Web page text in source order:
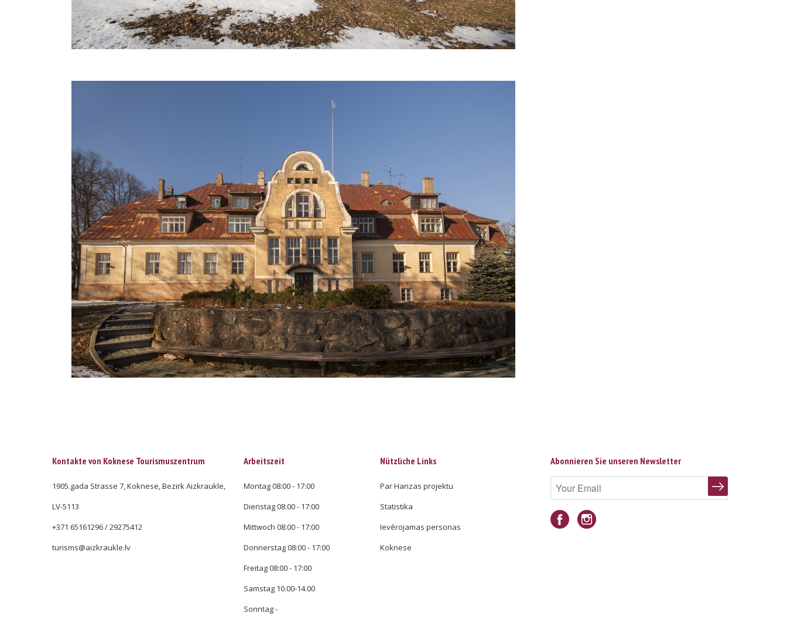
Kontakte von Koknese Tourismuszentrum
1905.gada Strasse 7, Koknese, Bezirk Aizkraukle,
LV-5113
+371 65161296 / 29275412
turisms@aizkraukle.lv
Arbeitszeit
Montag 08:00 - 17:00
Dienstag 08:00 - 17:00
Mittwoch 08:00 - 17:00
Donnerstag 08:00 - 17:00
Freitag 08:00 - 17:00
Samstag 10.00-14.00
Sonntag -
Nützliche Links
Par Hanzas projektu
Statistika
Ievērojamas personas
Koknese
Abonnieren Sie unseren Newsletter